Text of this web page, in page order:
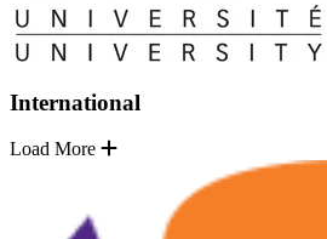
International
Load More